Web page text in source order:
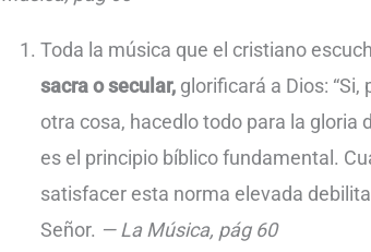
Toda la música que el cristiano
sacra o secular, glorificará a Dios:
otra cosa, hacedlo todo para la gloria
es el principio bíblico fundamental.
satisfacer esta norma elevada
Señor. — La Música, pág 60